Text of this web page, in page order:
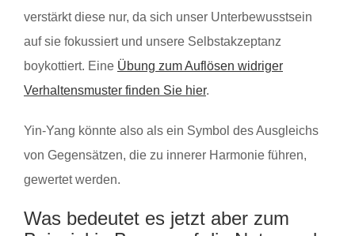
verstärkt diese nur, da sich unser Unterbewusstsein
auf sie fokussiert und unsere Selbstakzeptanz
boykottiert. Eine Übung zum Auflösen widriger
Verhaltensmuster finden Sie hier.
Yin-Yang könnte also als ein Symbol des Ausgleichs
von Gegensätzen, die zu innerer Harmonie führen,
gewertet werden.
Was bedeutet es jetzt aber zum